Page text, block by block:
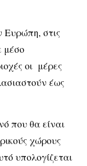
Ευρώπη, στις
μέσο
οι μέρες
έως
που θα είναι
χώρους
υπολογίζεται